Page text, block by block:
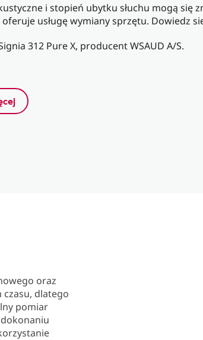
i stopień ubytku słuchu mogą się
usługę wymiany sprzętu. Dowiedz
312 Pure X, producent WSAUD A/S.
oraz
czasu, dlatego
pomiar